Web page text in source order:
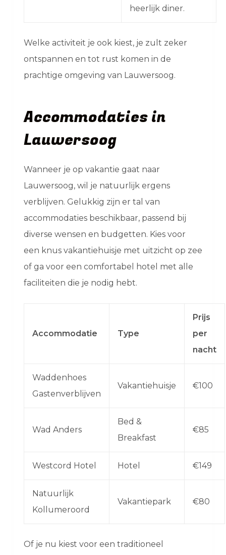
heerlijk diner.
Welke activiteit je ook kiest, je zult zeker
ontspannen en tot rust komen in de
prachtige omgeving van Lauwersoog.
Accommodaties in
Lauwersoog
Wanneer je op vakantie gaat naar
Lauwersoog, wil je natuurlijk ergens
verblijven. Gelukkig zijn er tal van
accommodaties beschikbaar, passend bij
diverse wensen en budgetten. Kies voor
een knus vakantiehuisje met uitzicht op zee
of ga voor een comfortabel hotel met alle
faciliteiten die je nodig hebt.
Accommodatie Type
Prijs
per
nacht
Waddenhoes
Gastenverblijven
Vakantiehuisje €100
Wad Anders
Bed &
Breakfast
€85
Westcord Hotel Hotel €149
Natuurlijk
Kollumeroord
Vakantiepark €80
Of je nu kiest voor een traditioneel